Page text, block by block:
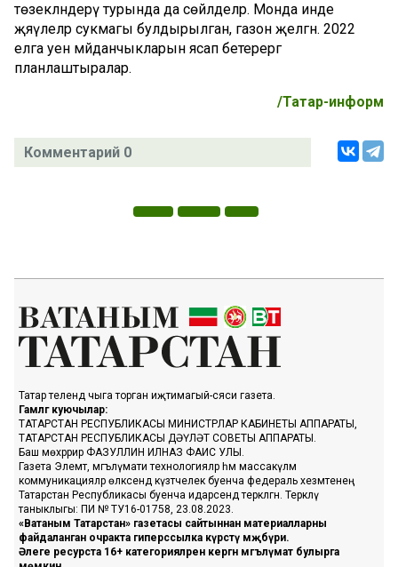
төзекләндерү турында да сөйләделәр. Монда инде
җәяүлеләр сукмагы булдырылган, газон җәелгән. 2022
елга уен мәйданчыкларын ясап бетерергә
планлаштыралар.
/Татар-информ
Комментарий 0
Татар телендә чыга торган иҗтимагый-сәяси газета.
Гамәлгә куючылар:
ТАТАРСТАН РЕСПУБЛИКАСЫ МИНИСТРЛАР КАБИНЕТЫ АППАРАТЫ,
ТАТАРСТАН РЕСПУБЛИКАСЫ ДӘҮЛӘТ СОВЕТЫ АППАРАТЫ.
Баш мөхәррир ФАЗУЛЛИН ИЛНАЗ ФАИС УЛЫ.
Газета Элемтә, мәгълүмати технологияләр һәм массакүләм
коммуникацияләр өлкәсендә күзәтчелек буенча федераль хезмәтенең
Татарстан Республикасы буенча идарәсендә теркәлгән. Теркәлү
таныклыгы: ПИ № ТУ16-01758, 23.08.2023.
«Ватаным Татарстан» газетасы сайтыннан материалларны
файдаланган очракта гиперссылка күрсәтү мәҗбүри.
Әлеге ресурста 16+ категорияләренә кергән мәгълүмат булырга